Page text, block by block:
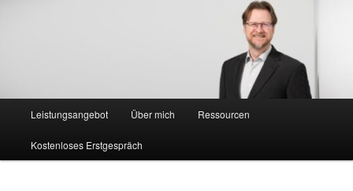
Leistungsangebot Über mich Ressourcen
Kostenloses Erstgespräch